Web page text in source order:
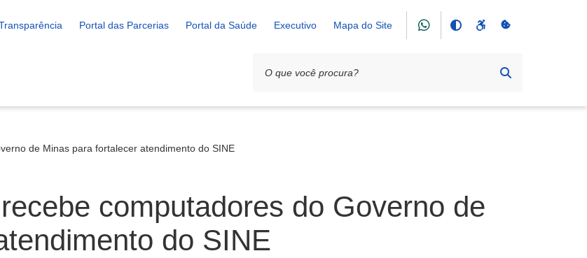
Portal das Parcerias Portal da Saúde Executivo Mapa do Site
de Minas para fortalecer atendimento do SINE
computadores do Governo de
do SINE